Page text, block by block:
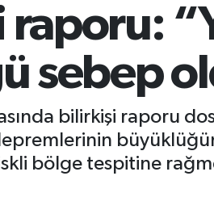
sebep
bilirkişi raporu
depremlerinin
bölge tespitine